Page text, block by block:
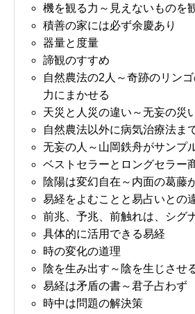
機を観る力～見えないものを
積善の家には必ず余慶あり
器量と度量
諦観のすすめ
自然農法の2人～奇跡のリン
力にまかせる
天災と人災の違い～无妄の災
自然農法以外に病気治療法ま
无妄の人～山岡鉄舟がサンプ
ベストセラーとロングセラー
陰陽は変幻自在～内面の葛藤
易経をよむことと易占いとの
前兆、予兆、前触れは、シグ
具体的に活用できる易経
時の変化の道理
陰を生み出す～陰を生じさせ
易経は矛盾の書～君子占わず
時中は問題の解決策